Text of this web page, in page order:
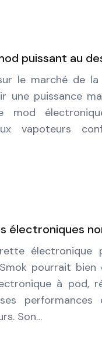
puissant au
le marché de
une puissance
mod
vapoteurs
électroniques
électronique
pourrait bien
à pod,
performances
Son…